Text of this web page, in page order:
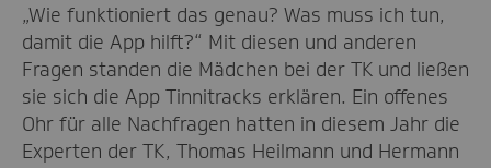
„Wie funktioniert das genau? Was muss ich tun,
damit die App hilft?“ Mit diesen und anderen
Fragen standen die Mädchen bei der TK und ließen
sie sich die App Tinnitracks erklären. Ein offenes
Ohr für alle Nachfragen hatten in diesem Jahr die
Experten der TK, Thomas Heilmann und Hermann